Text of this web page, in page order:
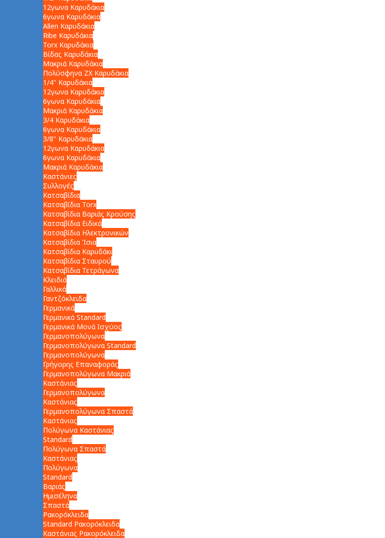
12γωνα Καρυδάκια
6γωνα Καρυδάκια
Allen Καρυδάκια
Ribe Καρυδάκια
Torx Καρυδάκια
Βίδας Καρυδάκια
Μακριά Καρυδάκια
Πολύσφηνα ZX Καρυδάκια
1/4" Καρυδάκια
12γωνα Καρυδάκια
6γωνα Καρυδάκια
Μακριά Καρυδάκια
3/4 Καρυδάκια
6γωνα Καρυδάκια
3/8" Καρυδάκια
12γωνα Καρυδάκια
6γωνα Καρυδάκια
Μακριά Καρυδάκια
Καστάνιες
Συλλογές
Κατσαβίδια
Κατσαβίδια Torx
Κατσαβίδια Βαριάς Κρούσης
Κατσαβίδια Ειδικά
Κατσαβίδια Ηλεκτρονικών
Κατσαβίδια Ίσια
Κατσαβίδια Καρυδάκι
Κατσαβίδια Σταυρού
Κατσαβίδια Τετράγωνα
Κλειδιά
Γαλλικά
Γαντζόκλειδα
Γερμανικά
Γερμανικά Standard
Γερμανικά Μονά Ισχύος
Γερμανοπολύγωνα
Γερμανοπολύγωνα Standard
Γερμανοπολύγωνα
Γρήγορης Επαναφοράς
Γερμανοπολύγωνα Μακριά
Καστάνιας
Γερμανοπολύγωνα
Καστάνιας
Γερμανοπολύγωνα Σπαστά
Καστάνιας
Πολύγωνα Καστάνιας
Standard
Πολύγωνα Σπαστά
Καστάνιας
Πολύγωνα
Standard
Βαριάς
Ημισέληνα
Σπαστά
Ρακορόκλειδα
Standard Ρακορόκλειδα
Καστάνιας Ρακορόκλειδα